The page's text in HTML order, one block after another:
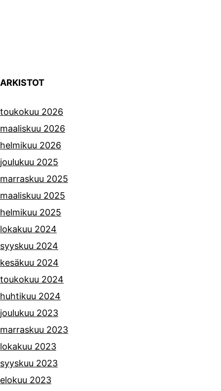
ARKISTOT
toukokuu 2026
maaliskuu 2026
helmikuu 2026
joulukuu 2025
marraskuu 2025
maaliskuu 2025
helmikuu 2025
lokakuu 2024
syyskuu 2024
kesäkuu 2024
toukokuu 2024
huhtikuu 2024
joulukuu 2023
marraskuu 2023
lokakuu 2023
syyskuu 2023
elokuu 2023